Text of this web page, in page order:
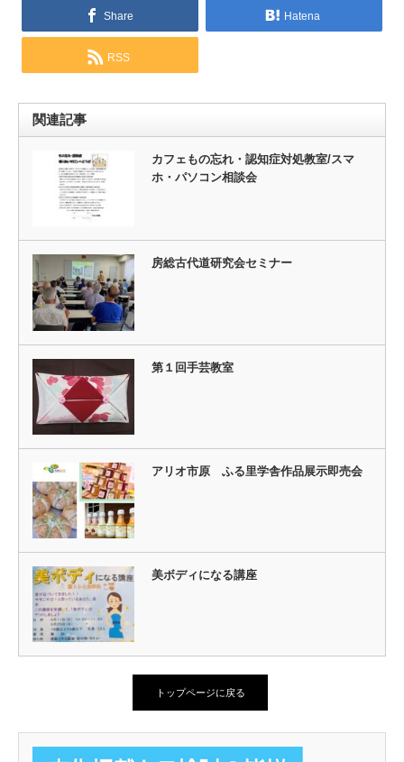
Share Hatena
RSS
関連記事
カフェもの忘れ・認知症対処教室/スマ
ホ・パソコン相談会
房総古代道研究会セミナー
第１回手芸教室
アリオ市原 ふる里学舎作品展示即売会
美ボディになる講座
トップページに戻る